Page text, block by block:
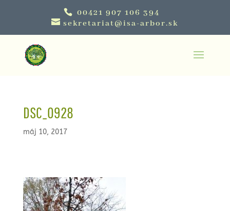
00421 907 106 394
sekretariat@isa-arbor.sk
DSC_0928
máj 10, 2017